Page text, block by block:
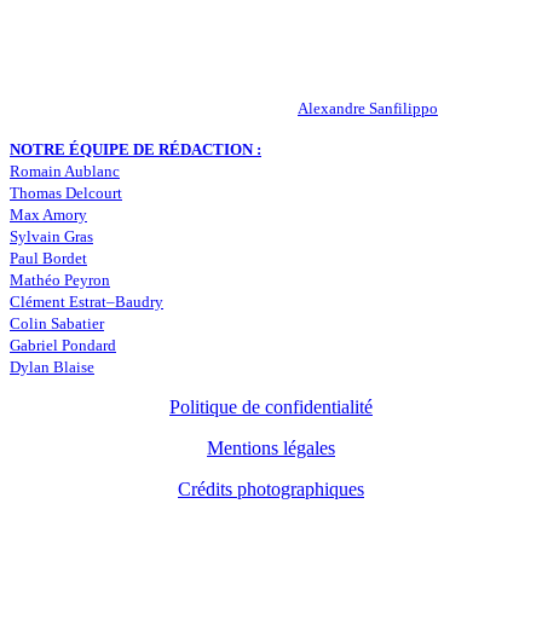
Alexandre Sanfilippo
NOTRE ÉQUIPE DE RÉDACTION :
Romain Aublanc
Thomas Delcourt
Max Amory
Sylvain Gras
Paul Bordet
Mathéo Peyron
Clément Estrat–Baudry
Colin Sabatier
Gabriel Pondard
Dylan Blaise
Politique de confidentialité
Mentions légales
Crédits photographiques